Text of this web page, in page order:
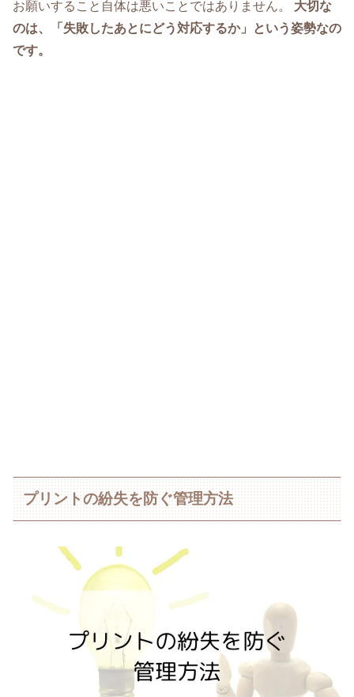
お願いすること自体は悪いことではありません。
大切な
のは、「失敗したあとにどう対応するか」という姿勢なの
です。
プリントの紛失を防ぐ管理方法